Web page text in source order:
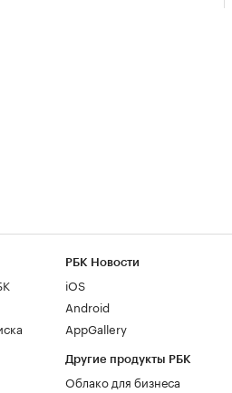
РБК Новости
iOS
Android
AppGallery
Другие продукты РБК
Облако для бизнеса